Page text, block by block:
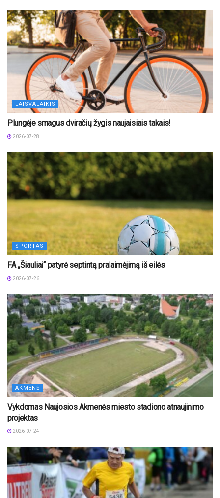
LAISVALAIKIS
Plungėje smagus dviračių žygis naujaisiais takais!
2026-07-28
SPORTAS
FA „Šiauliai“ patyrė septintą pralaimėjimą iš eilės
2026-07-26
AKMENĖ
Vykdomas Naujosios Akmenės miesto stadiono atnaujinimo
projektas
2026-07-24